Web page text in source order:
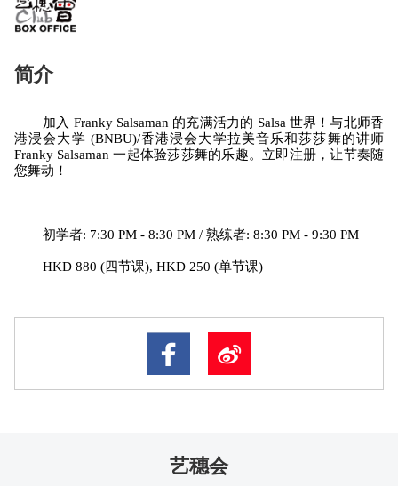
简介
加入 Franky Salsaman 的充满活力的 Salsa 世界！与北师香
港浸会大学 (BNBU)/香港浸会大学拉美音乐和莎莎舞的讲师
Franky Salsaman 一起体验莎莎舞的乐趣。立即注册，让节奏随
您舞动！
	初学者: 7:30 PM - 8:30 PM / 熟练者: 8:30 PM - 9:30 PM
	HKD 880 (四节课), HKD 250 (单节课)
艺穗会